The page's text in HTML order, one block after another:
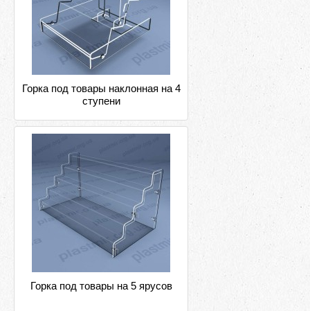
Горка под товары наклонная на 4
ступени
Горка под товары на 5 ярусов